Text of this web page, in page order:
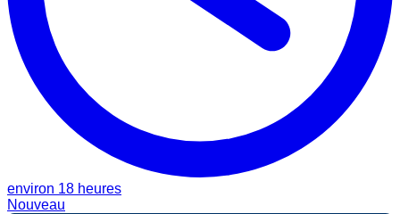
environ 18 heures
Nouveau